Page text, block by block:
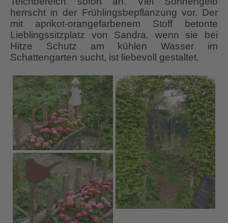
herrscht in der Frühlingsbepflanzung vor. Der
mit aprikot-orangefarbenem Stoff betonte
Lieblingssitzplatz von Sandra, wenn sie bei
Hitze Schutz am kühlen Wasser im
Schattengarten sucht, ist liebevoll gestaltet.